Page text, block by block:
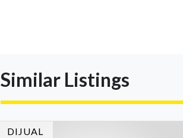
konsistensi, kepercayaan masyarakat, dan
kualitas layanan yang terus dijaga oleh seluruh
jaringan Ray White Indonesia. Top Brand
Award m
Similar Listings
DIJUAL